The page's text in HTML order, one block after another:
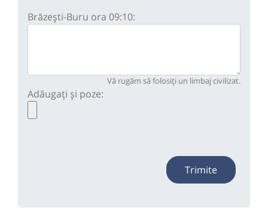
Brăzești-Buru ora 09:10:
Vă rugăm să folosiți un limbaj civilizat.
Adăugați și poze:
Trimite